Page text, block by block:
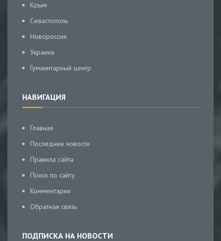
Крым
Севастополь
Новороссия
Украина
Гуманитарный центр
НАВИГАЦИЯ
Главная
Последние новости
Правила сайта
Поиск по сайту
Комментарии
Обратная связь
ПОДПИСКА НА НОВОСТИ